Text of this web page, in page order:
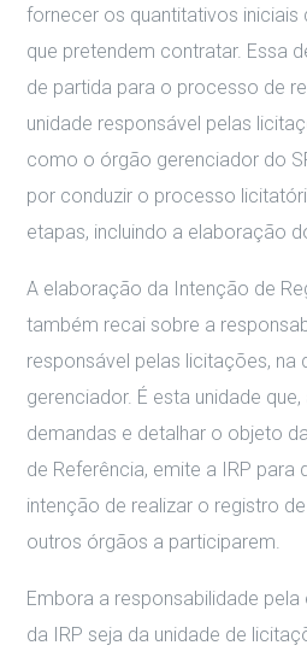
fornecer os quantitativos iniciais
que pretendem contratar. Essa
de partida para o processo de
unidade responsável pelas
como o órgão gerenciador do
por conduzir o processo
etapas, incluindo a elaboração
A elaboração da Intenção de
também recai sobre a
responsável pelas licitações, na
gerenciador. É esta unidade
demandas e detalhar o objeto
de Referência, emite a IRP para
intenção de realizar o registro
outros órgãos a participarem.
Embora a responsabilidade
da IRP seja da unidade de